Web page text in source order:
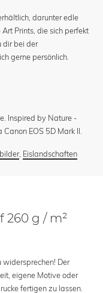
darunter edle
Prints, die sich perfekt
dir bei der
gerne persönlich.
Inspired by Nature -
EOS 5D Mark II.
, Eislandschaften
260 g / m²
widersprechen! Der
eigene Motive oder
fertigen zu lassen.